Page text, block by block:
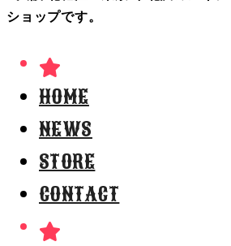
HOME
NEWS
STORE
CONTACT